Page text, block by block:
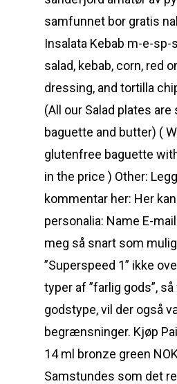
samfunnet bor gratis
Insalata Kebab m-e-
salad, kebab, corn, red
dressing, and tortilla
(All our Salad plates
baguette and butter) (
glutenfree baguette
in the price ) Other:
kommentar her: Her
personalia: Name E-
meg så snart som
”Superspeed 1” ikke
typer af ”farlig gods”,
godstype, vil der også
begrænsninger. Kjøp
14 ml bronze green
Samstundes som det